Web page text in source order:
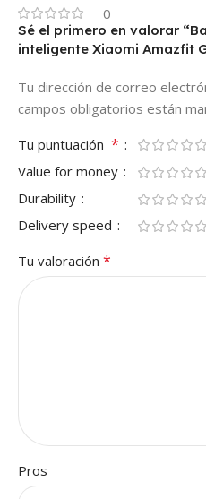
0
Sé el primero en valorar
inteligente Xiaomi Amazfit
Tu dirección de correo
campos obligatorios están
Tu puntuación *
Value for money
Durability
Delivery speed
Tu valoración *
Pros